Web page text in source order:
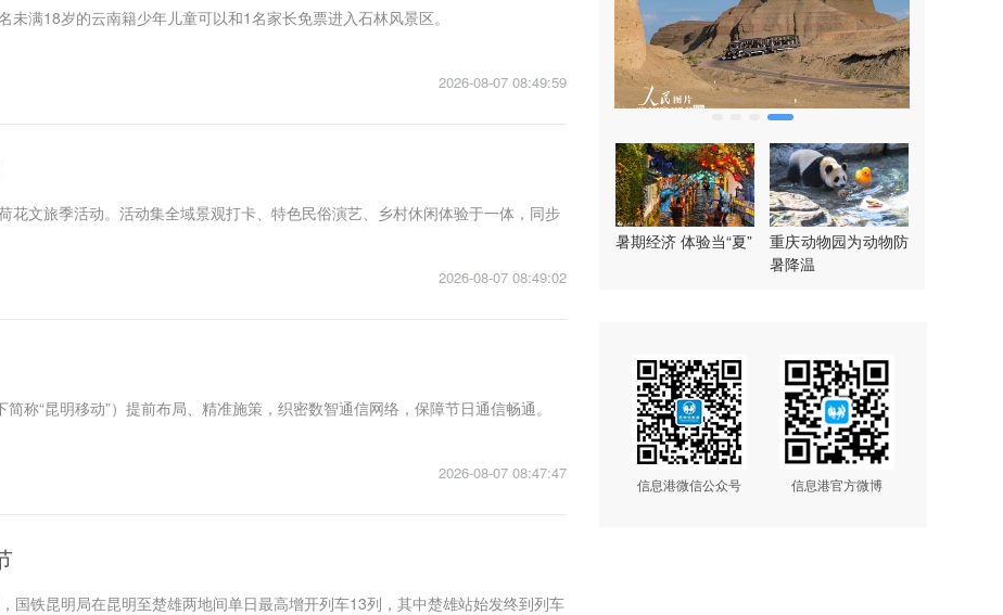
满18岁的云南籍少年儿童可以和1名家长免票进入石林风景区。
2026-08-07 08:49:59
文旅季活动。活动集全域景观打卡、特色民俗演艺、乡村休闲体验于一体，同步
2026-08-07 08:49:02
称“昆明移动”）提前布局、精准施策，织密数智通信网络，保障节日通信畅通。
2026-08-07 08:47:47
国铁昆明局在昆明至楚雄两地间单日最高增开列车13列，其中楚雄站始发终到列车
暑期经济 体验当“夏”
重庆动物园为动物防
暑降温
信息港微信公众号 信息港官方微博